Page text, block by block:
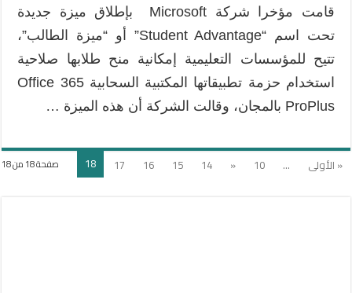
مغلقة
قامت مؤخرا شركة Microsoft بإطلاق ميزة جديدة
تحت اسم “Student Advantage” أو “ميزة الطالب”،
تتيح للمؤسسات التعليمية إمكانية منح طلابها صلاحية
استخدام حزمة تطبيقاتها المكتبية السحابية Office 365
ProPlus بالمجان، وقالت الشركة أن هذه الميزة …
صفحة 18 من 18 « الأولى ...
10
«
14
15
16
17
18